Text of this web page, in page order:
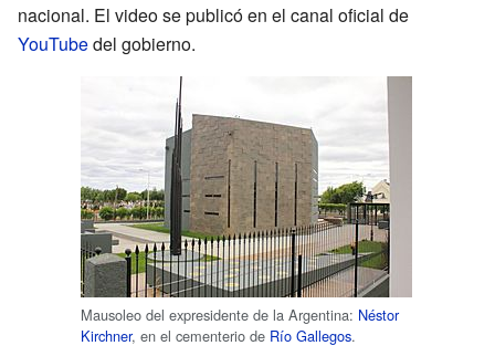
nacional. El video se publicó en el canal oficial de
YouTubedel gobierno.
Mausoleo del expresidente de la Argentina: Néstor
Kirchner, en el cementerio de Río Gallegos.